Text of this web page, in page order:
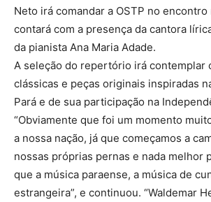
Neto irá comandar a OSTP no
contará com a presença da cantora
da pianista Ana Maria Adade.
A seleção do repertório irá contemplar
clássicas e peças originais inspiradas
Pará e de sua participação na
“Obviamente que foi um momento
a nossa nação, já que começamos a
nossas próprias pernas e nada melhor
que a música paraense, a música de
estrangeira”, e continuou. “Waldemar